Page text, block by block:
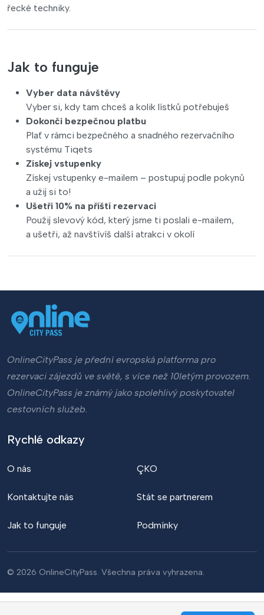
řecké techniky.
Jak to funguje
Vyber data návštěvy
Vyber si, kdy tam chceš a kolik lístků potřebuješ
Dokonči bezpečnou platbu
Plať v rámci bezpečného a snadného rezervačního
systému Tiqets
Získej vstupenky
Získej vstupenky e-mailem – postupuj podle pokynů
a užij si to!
Ušetři 10% na příští rezervaci
Použij slevový kód, který jsme ti poslali e-mailem,
a ušetři, až navštívíš další atrakci v okolí
OnlineCityPass je přední evropská platforma pro
rezervaci zájezdů ve světě, s více než 10letým provozem.
OnlineCityPass je známý jako spolehlivý poskytovatel
cestovních služeb.
Rychlé odkazy
O nás
Kontaktujte nás
Jak to funguje
ÇKO
Stát se partnerem
Podmínky
© 2026 OnlineCityPass. Všechna práva vyhrazena.